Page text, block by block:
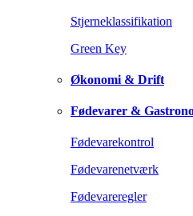
Stjerneklassifikation
Green Key
Økonomi & Drift
Fødevarer &
Fødevarekontrol
Fødevarenetværk
Fødevareregler